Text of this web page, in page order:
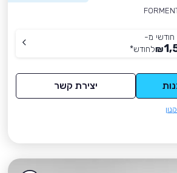
חודשי מ-
₪לחודש*
יצירת קשר